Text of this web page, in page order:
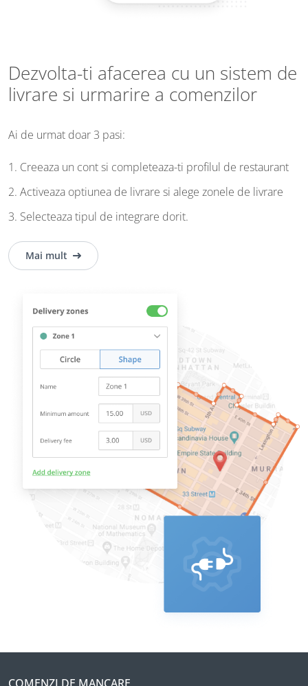
Dezvolta-ti afacerea cu un sistem de
livrare si urmarire a comenzilor
Ai de urmat doar 3 pasi:
1. Creeaza un cont si completeaza-ti profilul de restaurant
2. Activeaza optiunea de livrare si alege zonele de livrare
3. Selecteaza tipul de integrare dorit.
Mai mult